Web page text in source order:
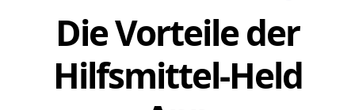
Die Vorteile der
Hilfsmittel-Held